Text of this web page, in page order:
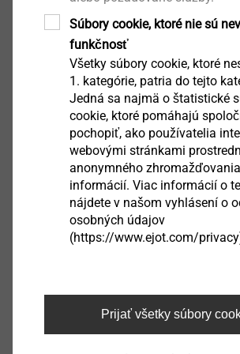
JT3-2H-Plus-5.5
Samovrtné skrutky
JT3-FR-3-5.5
Samovrtné skrutky
Zobrazit výrobek
JT3-6-6.3
Výrobky pre
Súbory cookie, ktoré nie sú
funkčnosť
Všetky súbory cookie, ktoré
1. kategórie, patria do tejto
Jedná sa najmä o štatistické
cookie, ktoré pomáhajú
pochopiť, ako používatelia
webovými stránkami
anonymného
informácií. Viac informácií o
nájdete v našom vyhlásení o
osobných údajov
(https://www.ejot.com/
Prijať všetky súbory